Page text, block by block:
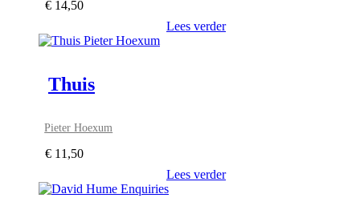
€ 14,50
Lees verder
Thuis
Pieter Hoexum
€ 11,50
Lees verder